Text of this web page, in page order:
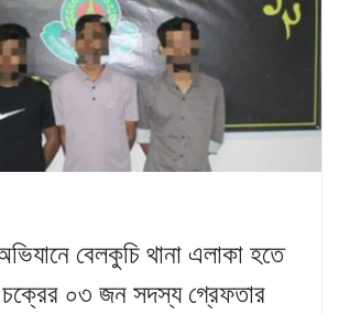
বেলকুচি থানা এলাকা হতে
০৩ জন সদস্য গ্রেফতার